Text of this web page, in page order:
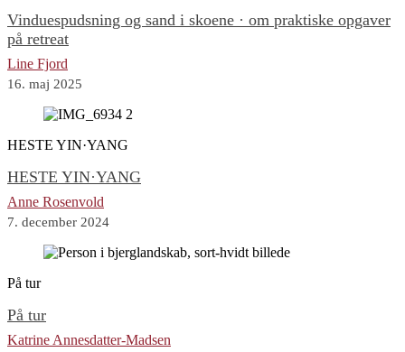
Vinduespudsning og sand i skoene · om praktiske opgaver
på retreat
Line Fjord
16. maj 2025
HESTE YIN·YANG
HESTE YIN·YANG
Anne Rosenvold
7. december 2024
På tur
På tur
Katrine Annesdatter-Madsen